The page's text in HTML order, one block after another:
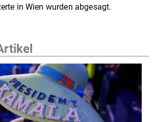
in Wien wurden abgesagt.